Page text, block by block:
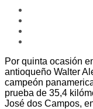
Por quinta ocasión
antioqueño Walter
campeón
prueba de 35,4
José dos Campos,